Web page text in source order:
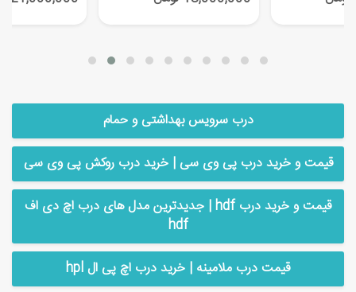
درب سرویس بهداشتی و حمام
قیمت و خرید درب پی وی سی | خرید درب روکش پی وی سی
قیمت و خرید درب hdf | جدیدترین مدل های درب اچ دی اف
hdf
قیمت درب ملامینه | خرید درب اچ پی ال hpl